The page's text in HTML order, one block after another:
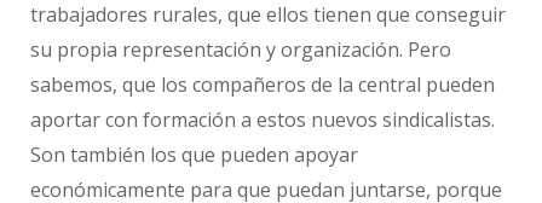
trabajadores rurales, que ellos tienen que conseguir
su propia representación y organización. Pero
sabemos, que los compañeros de la central pueden
aportar con formación a estos nuevos sindicalistas.
Son también los que pueden apoyar
económicamente para que puedan juntarse, porque